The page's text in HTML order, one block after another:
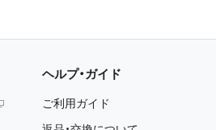
ヘルプ・ガイド
ご利用ガイド